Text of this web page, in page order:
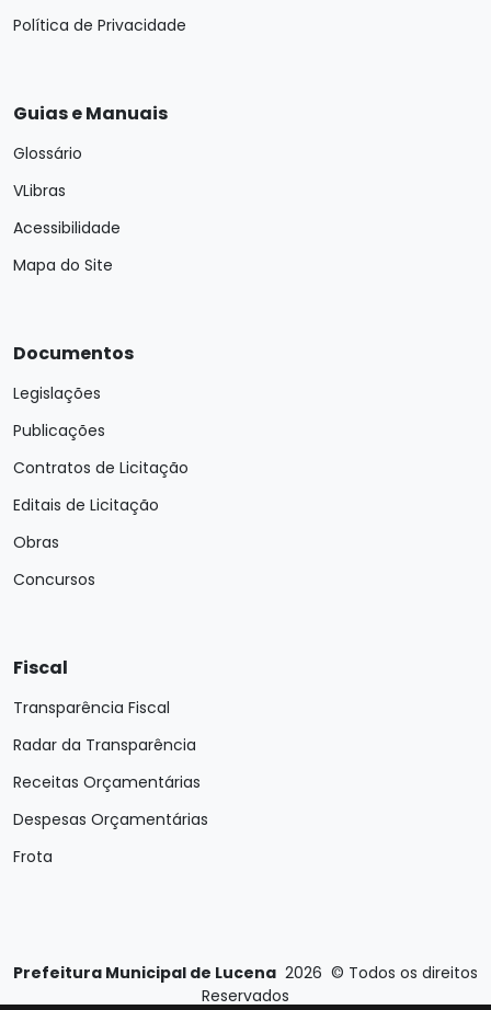
Política de Privacidade
Guias e Manuais
Glossário
VLibras
Acessibilidade
Mapa do Site
Documentos
Legislações
Publicações
Contratos de Licitação
Editais de Licitação
Obras
Concursos
Fiscal
Transparência Fiscal
Radar da Transparência
Receitas Orçamentárias
Despesas Orçamentárias
Frota
Prefeitura Municipal de Lucena 2026 © Todos os direitos
Reservados